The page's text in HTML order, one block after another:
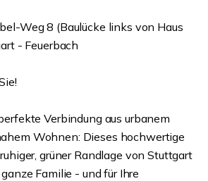
Weg 8 (Baulücke links von Haus
- Feuerbach
Verbindung aus urbanem
Wohnen: Dieses hochwertige
grüner Randlage von Stuttgart
Familie - und für Ihre